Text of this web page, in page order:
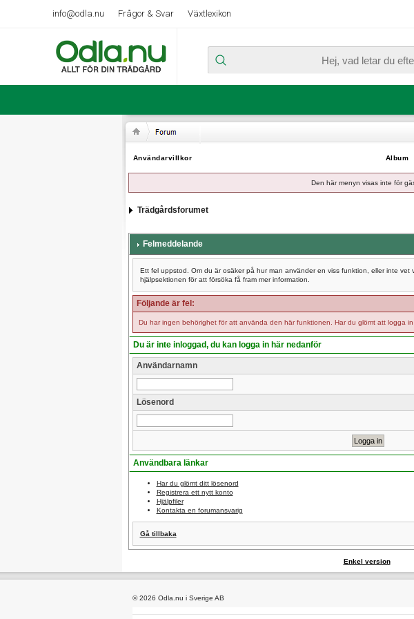
info@odla.nu Frågor & Svar Växtlexikon
Användarvillkor Album
Den här menyn visas inte för
Trädgårdsforumet
Felmeddelande
Ett fel uppstod. Om du är osäker på hur man använder en viss funktion, eller inte
hjälpsektionen för att försöka få fram mer information.
Följande är fel:
Du har ingen behörighet för att använda den här funktionen. Har du glömt att logga
Du är inte inloggad, du kan logga in här nedanför
Användarnamn
Lösenord
Användbara länkar
Har du glömt ditt lösenord
Registrera ett nytt konto
Hjälpfiler
Kontakta en forumansvarig
Gå tillbaka
Enkel version
© 2026 Odla.nu i Sverige AB